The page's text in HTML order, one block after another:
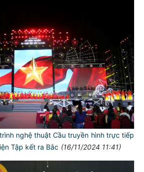
nghệ thuật Cầu truyền hình trực tiếp
Tập kết ra Bắc (16/11/2024 11:41)